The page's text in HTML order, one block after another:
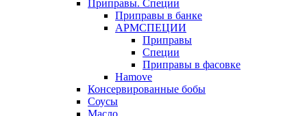
Приправы. Специи
Приправы в банке
АРМСПЕЦИИ
Приправы
Специи
Приправы в фасовке
Hamove
Консервированные бобы
Соусы
Масло